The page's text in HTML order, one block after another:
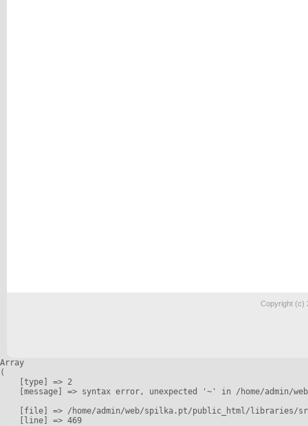
Copyright (c)
Array
(
    [type] => 2
[message] => syntax error, unexpected '~' in /home/admin/
[file] => /home/admin/web/spilka.pt/public_html/libraries/
    [line] => 469